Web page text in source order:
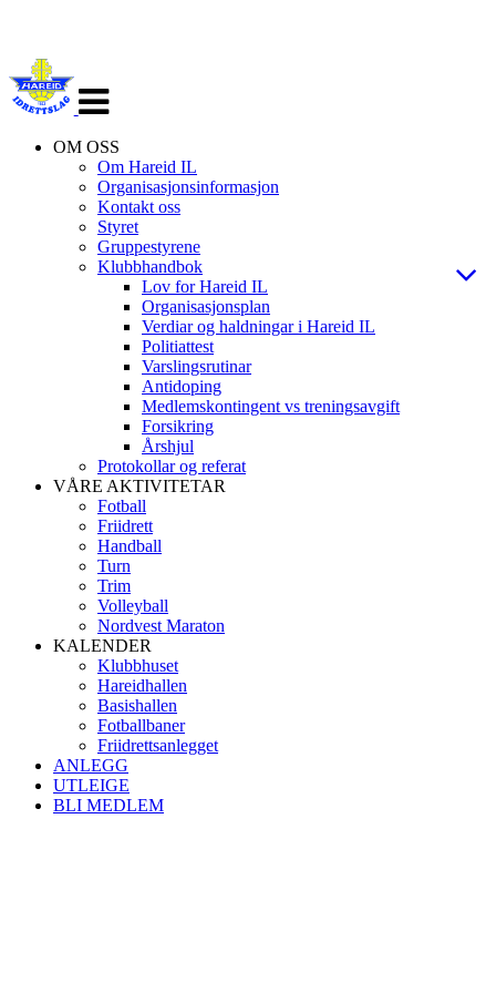
navigasjon
OM OSS
Om Hareid IL
Organisasjonsinformasjon
Kontakt oss
Styret
Gruppestyrene
Klubbhandbok
Lov for Hareid IL
Organisasjonsplan
Verdiar og haldningar i Hareid IL
Politiattest
Varslingsrutinar
Antidoping
Medlemskontingent vs treningsavgift
Forsikring
Årshjul
Protokollar og referat
VÅRE AKTIVITETAR
Fotball
Friidrett
Handball
Turn
Trim
Volleyball
Nordvest Maraton
KALENDER
Klubbhuset
Hareidhallen
Basishallen
Fotballbaner
Friidrettsanlegget
ANLEGG
UTLEIGE
BLI MEDLEM